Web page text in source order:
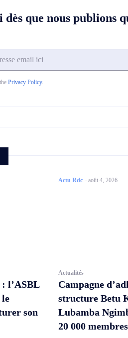
dès que nous publions
Privacy Policy.
: l’ASBL
son
Actu Rdc -août 4, 2026
Actualités
Campagne
structure Betu
Lubamba
20 000 membres